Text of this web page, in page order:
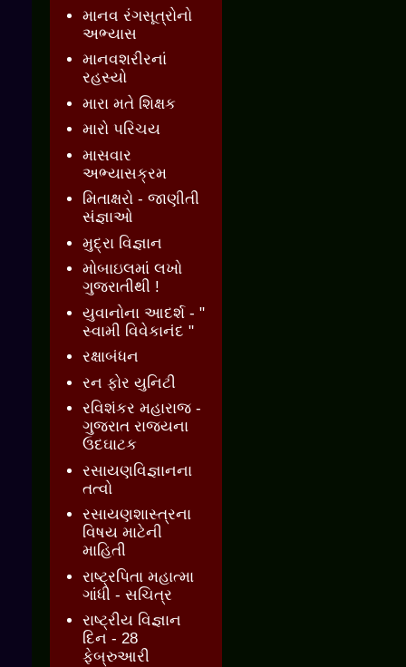
માનવ રંગસૂત્રોનો
અભ્યાસ
માનવશરીરનાં
રહસ્યો
મારા મતે શિક્ષક
મારો પરિચય
માસવાર
અભ્યાસક્રમ
મિતાક્ષરો - જાણીતી
સંજ્ઞાઓ
મુદ્રા વિજ્ઞાન
મોબાઇલમાં લખો
ગુજરાતીથી !
યુવાનોના આદર્શ - "
સ્વામી વિવેકાનંદ "
રક્ષાબંધન
રન ફોર યુનિટી
રવિશંકર મહારાજ -
ગુજરાત રાજ્યના
ઉદઘાટક
રસાયણવિજ્ઞાનના
તત્વો
રસાયણશાસ્ત્રના
વિષય માટેની
માહિતી
રાષ્ટ્રપિતા મહાત્મા
ગાંધી - સચિત્ર
રાષ્ટ્રીય વિજ્ઞાન
દિન - 28
ફેબ્રુઆરી